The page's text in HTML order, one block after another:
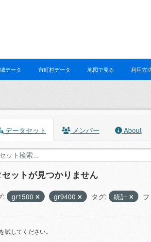
データ 市町村データ 地図で見る 利用方
データセット メンバー About
ットが見つかりません
: gr1500 gr9400 タグ: 統計
試してください。